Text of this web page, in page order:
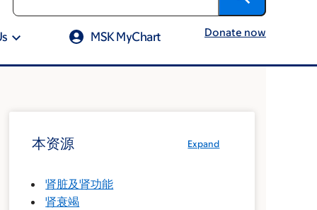
MSK MyChart Donate now
Expand
本资源
肾脏及肾功能
肾衰竭